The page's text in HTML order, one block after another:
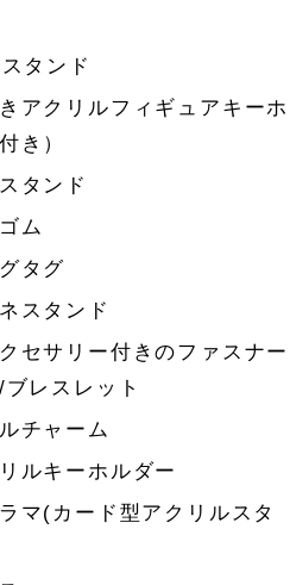
タンド
アクリルフィギュアキーホ
き）
タンド
ム
タグ
スタンド
セサリー付きのファスナー
レスレット
チャーム
ルキーホルダー
マ(カード型アクリルスタ